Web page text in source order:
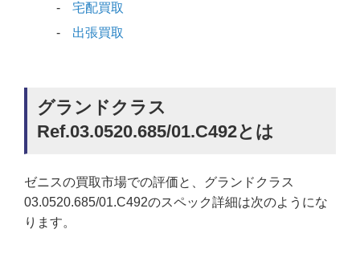
宅配買取
出張買取
グランドクラス
Ref.03.0520.685/01.C492とは
ゼニスの買取市場での評価と、グランドクラス
03.0520.685/01.C492のスペック詳細は次のようにな
ります。